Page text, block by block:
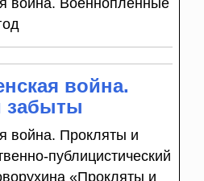
война.
забыты
война. Прокляты и
публицистический
«Прокляты и